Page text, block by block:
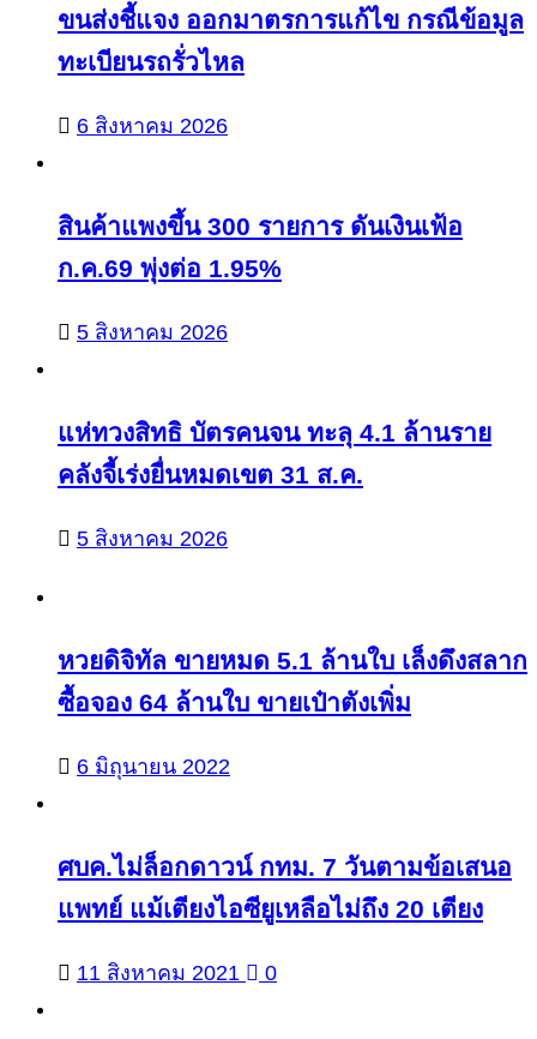
ขนส่งชี้แจง ออกมาตรการแก้ไข กรณีข้อมูล
ทะเบียนรถรั่วไหล
6 สิงหาคม 2026
สินค้าแพงขึ้น 300 รายการ ดันเงินเฟ้อ
ก.ค.69 พุ่งต่อ 1.95%
5 สิงหาคม 2026
แห่ทวงสิทธิ บัตรคนจน ทะลุ 4.1 ล้านราย
คลังจี้เร่งยื่นหมดเขต 31 ส.ค.
5 สิงหาคม 2026
หวยดิจิทัล ขายหมด 5.1 ล้านใบ เล็งดึงสลาก
ซื้อจอง 64 ล้านใบ ขายเป๋าตังเพิ่ม
6 มิถุนายน 2022
ศบค.ไม่ล็อกดาวน์ กทม. 7 วันตามข้อเสนอ
แพทย์ แม้เตียงไอซียูเหลือไม่ถึง 20 เตียง
11 สิงหาคม 2021 0